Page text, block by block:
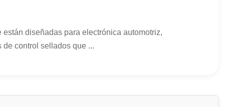
diseñadas para electrónica automotriz,
control sellados que ...